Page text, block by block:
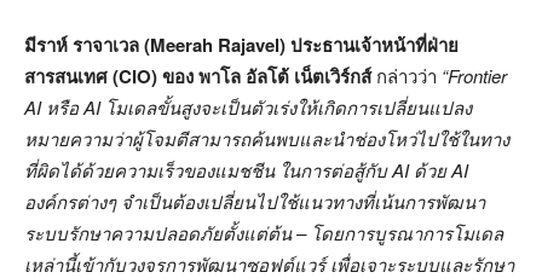
มีราห์ ราจาเวล (Meerah Rajavel) ประธานเจ้าหน้าที่ฝ่าย
สารสนเทศ (CIO) ของ พาโล อัลโต้ เน็ตเวิร์กส์กล่าวว่า “Frontier
AI หรือ AI โมเดลขั้นสูงจะเป็นตัวเร่งให้เกิดการเปลี่ยนแปลง
หมายความว่าผู้โจมตีสามารถค้นพบและนำช่องโหว่ไปใช้ในทาง
ที่ผิดได้ด้วยความเร็วของแมชชีน ในการต่อสู้กับ AI ด้วย AI
องค์กรต่างๆ จำเป็นต้องเปลี่ยนไปใช้แนวทางที่เน้นการพัฒนา
ระบบรักษาความปลอดภัยตั้งแต่ต้น – โดยการบูรณาการโมเดล
เหล่านี้เข้ากับวงจรการพัฒนาซอฟต์แวร์ เพื่อเจาะระบบและรักษา